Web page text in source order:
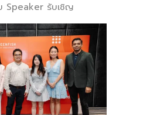
Speaker รับเชิญ